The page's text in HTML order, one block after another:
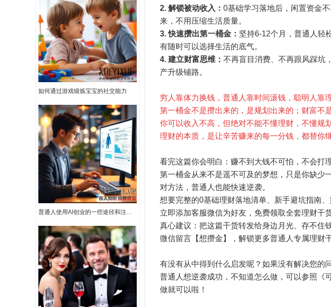
如何通过游戏锻炼宝宝的社交能力
普通人使用AI创业的一些途径和注意事项
2. 解锁被动收入： 0基础学习落地后，闲置资金
来，不用压缩生活质量。
3. 快速攒出第一桶金： 坚持6-12个月，普通人轻
有随时可以选择生活的底气。
4. 建立财富思维： 不再盲目消费、不再跟风踩坑
产升级铺路。
穷人靠体力换钱，普通人靠时间滚钱，聪明人靠
第一桶金不是攒出来的，是规划出来的；财富不
你可以收入不高，但绝对不能不懂理财，不懂规
理财的本质，是让辛苦赚来的每一分钱，都替你
看完这篇你会明白：赚不到大钱不可怕，不会打
第一桶金从来不是遥不可及的梦想，只是你缺少
对方法，普通人也能快速逆袭。
想要完整的0基础理财落地清单、新手避坑指南
立即添加客服微信为好友，免费领取全套理财干
真心建议：把这篇干货转发给身边月光、存不住
微信留言【想攒金】，解锁更多普通人专属理财
有没有从中得到什么启发呢？如果没有解决您的
普通人想逆袭成功，不知道怎么做，可以参照《
做就可以啦！